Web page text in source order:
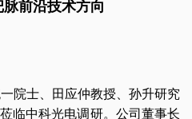
前沿技术方向
院士、田应仲教授、孙升研究
临中科光电调研。公司董事长